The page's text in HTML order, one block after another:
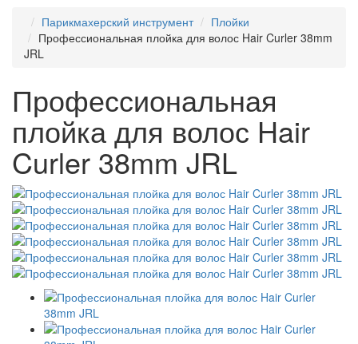
Парикмахерский инструмент
Плойки
Профессиональная плойка для волос Hair Curler 38mm
JRL
Профессиональная
плойка для волос Hair
Curler 38mm JRL